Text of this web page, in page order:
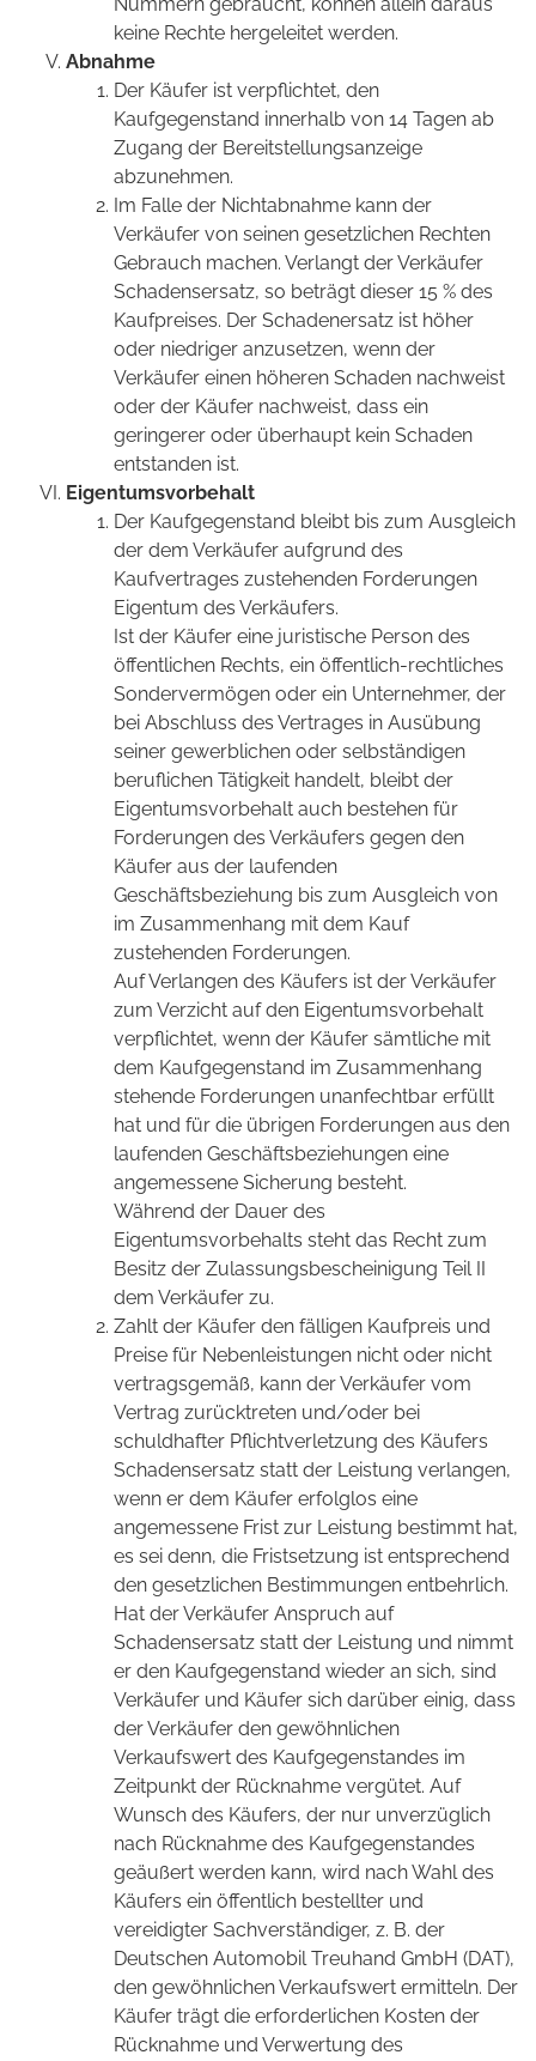
keine Rechte hergeleitet werden.
Abnahme
Der Käufer ist verpflichtet, den
Kaufgegenstand innerhalb von 14 Tagen ab
Zugang der Bereitstellungsanzeige
abzunehmen.
Im Falle der Nichtabnahme kann der
Verkäufer von seinen gesetzlichen Rechten
Gebrauch machen. Verlangt der Verkäufer
Schadensersatz, so beträgt dieser 15 % des
Kaufpreises. Der Schadenersatz ist höher
oder niedriger anzusetzen, wenn der
Verkäufer einen höheren Schaden nachweist
oder der Käufer nachweist, dass ein
geringerer oder überhaupt kein Schaden
entstanden ist.
Eigentumsvorbehalt
Der Kaufgegenstand bleibt bis zum Ausgleich
der dem Verkäufer aufgrund des
Kaufvertrages zustehenden Forderungen
Eigentum des Verkäufers.
Ist der Käufer eine juristische Person des
öffentlichen Rechts, ein öffentlich-rechtliches
Sondervermögen oder ein Unternehmer, der
bei Abschluss des Vertrages in Ausübung
seiner gewerblichen oder selbständigen
beruflichen Tätigkeit handelt, bleibt der
Eigentumsvorbehalt auch bestehen für
Forderungen des Verkäufers gegen den
Käufer aus der laufenden
Geschäftsbeziehung bis zum Ausgleich von
im Zusammenhang mit dem Kauf
zustehenden Forderungen.
Auf Verlangen des Käufers ist der Verkäufer
zum Verzicht auf den Eigentumsvorbehalt
verpflichtet, wenn der Käufer sämtliche mit
dem Kaufgegenstand im Zusammenhang
stehende Forderungen unanfechtbar erfüllt
hat und für die übrigen Forderungen aus den
laufenden Geschäftsbeziehungen eine
angemessene Sicherung besteht.
Während der Dauer des
Eigentumsvorbehalts steht das Recht zum
Besitz der Zulassungsbescheinigung Teil II
dem Verkäufer zu.
Zahlt der Käufer den fälligen Kaufpreis und
Preise für Nebenleistungen nicht oder nicht
vertragsgemäß, kann der Verkäufer vom
Vertrag zurücktreten und/oder bei
schuldhafter Pflichtverletzung des Käufers
Schadensersatz statt der Leistung verlangen,
wenn er dem Käufer erfolglos eine
angemessene Frist zur Leistung bestimmt hat,
es sei denn, die Fristsetzung ist entsprechend
den gesetzlichen Bestimmungen entbehrlich.
Hat der Verkäufer Anspruch auf
Schadensersatz statt der Leistung und nimmt
er den Kaufgegenstand wieder an sich, sind
Verkäufer und Käufer sich darüber einig, dass
der Verkäufer den gewöhnlichen
Verkaufswert des Kaufgegenstandes im
Zeitpunkt der Rücknahme vergütet. Auf
Wunsch des Käufers, der nur unverzüglich
nach Rücknahme des Kaufgegenstandes
geäußert werden kann, wird nach Wahl des
Käufers ein öffentlich bestellter und
vereidigter Sachverständiger, z. B. der
Deutschen Automobil Treuhand GmbH (DAT),
den gewöhnlichen Verkaufswert ermitteln. Der
Käufer trägt die erforderlichen Kosten der
Rücknahme und Verwertung des